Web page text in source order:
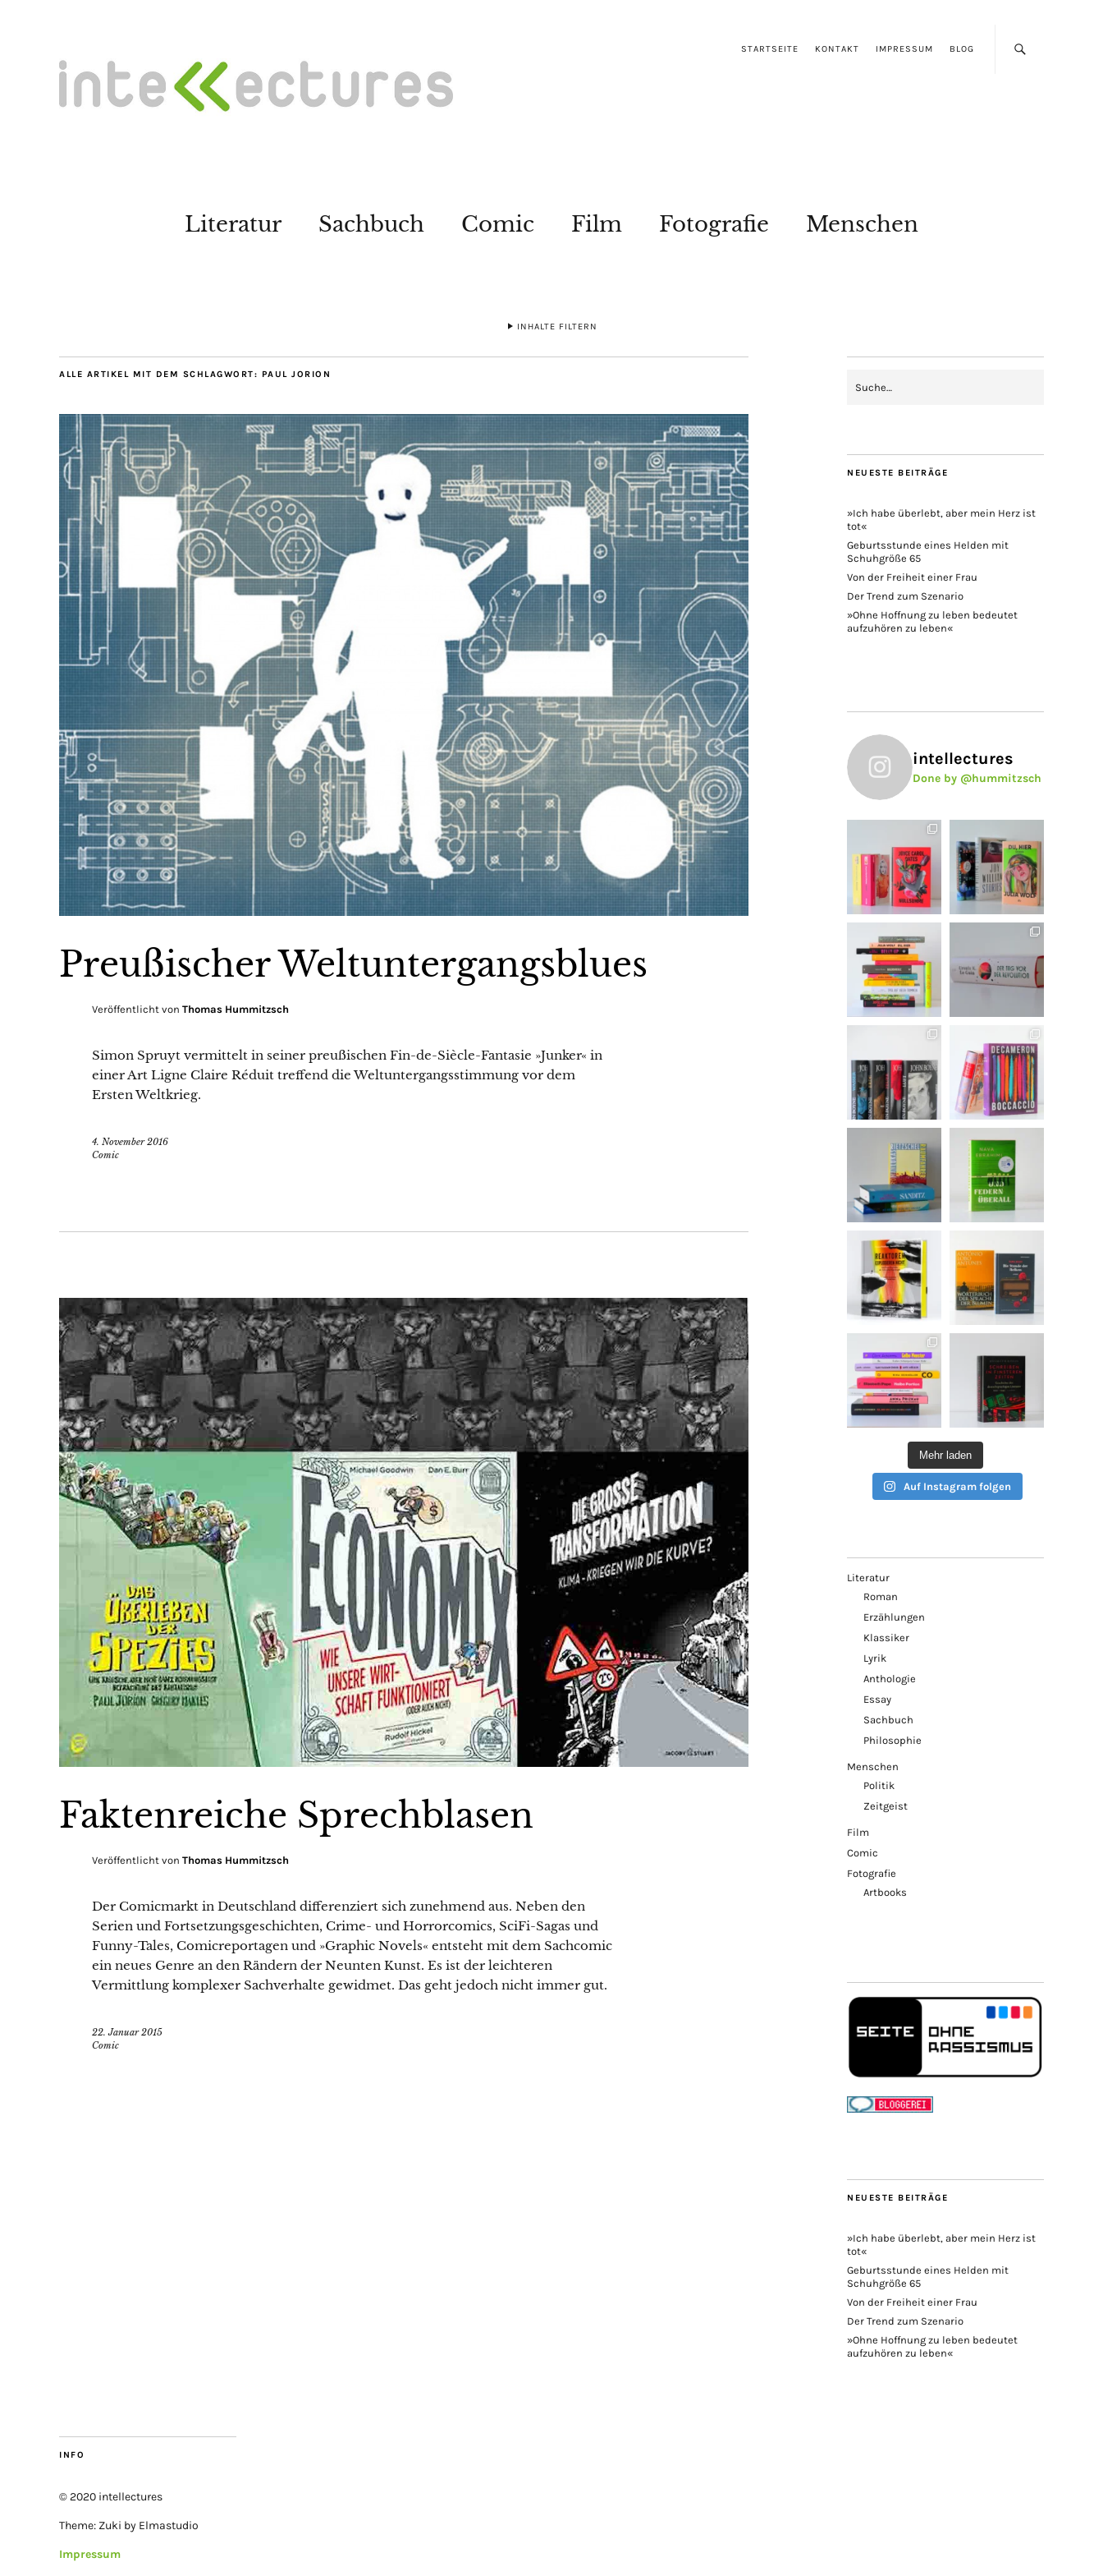
STARTSEITE KONTAKT IMPRESSUM BLOG
Literatur Sachbuch Comic Film Fotografie Menschen
INHALTE FILTERN
ALLE ARTIKEL MIT DEM SCHLAGWORT: PAUL JORION
Preußischer Weltuntergangsblues
Veröffentlicht von Thomas Hummitzsch
Simon Spruyt vermittelt in seiner preußischen Fin-de-Siècle-Fantasie »Junker« in
einer Art Ligne Claire Réduit treffend die Weltuntergangsstimmung vor dem
Ersten Weltkrieg.
4. November 2016
Comic
Faktenreiche Sprechblasen
Veröffentlicht von Thomas Hummitzsch
Der Comicmarkt in Deutschland differenziert sich zunehmend aus. Neben den
Serien und Fortsetzungsgeschichten, Crime- und Horrorcomics, SciFi-Sagas und
Funny-Tales, Comicreportagen und »Graphic Novels« entsteht mit dem Sachcomic
ein neues Genre an den Rändern der Neunten Kunst. Es ist der leichteren
Vermittlung komplexer Sachverhalte gewidmet. Das geht jedoch nicht immer gut.
22. Januar 2015
Comic
NEUESTE BEITRÄGE
»Ich habe überlebt, aber mein Herz ist
tot«
Geburtsstunde eines Helden mit
Schuhgröße 65
Von der Freiheit einer Frau
Der Trend zum Szenario
»Ohne Hoffnung zu leben bedeutet
aufzuhören zu leben«
intellectures
Done by @hummitzsch
Mehr laden
Auf Instagram folgen
Literatur
Roman
Erzählungen
Klassiker
Lyrik
Anthologie
Essay
Sachbuch
Philosophie
Menschen
Politik
Zeitgeist
Film
Comic
Fotografie
Artbooks
NEUESTE BEITRÄGE
»Ich habe überlebt, aber mein Herz ist
tot«
Geburtsstunde eines Helden mit
Schuhgröße 65
Von der Freiheit einer Frau
Der Trend zum Szenario
»Ohne Hoffnung zu leben bedeutet
aufzuhören zu leben«
INFO
© 2020 intellectures
Theme: Zuki by Elmastudio
Impressum